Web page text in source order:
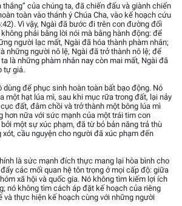
thắng” của chúng ta, đã chiến đấu và giành chiến
toàn vào thánh ý Chúa Cha, vào kế hoạch cứu
Vì vậy, Ngài đã bước đi trên con đường đối
phải bằng lời nói mà bằng hành động: để
người lạc mất, Ngài đã hóa thành phàm nhân;
những người nô lệ, Ngài đã trở thành nô lệ; để
là những phàm nhân nay còn mai mất, Ngài đã
tự giá.
dùng để phục sinh hoàn toàn bất bạo động. Nó
một hạt lúa mì, sau khi mục rữa trong đất, lại nảy
đất, đâm chồi và trở thành một bông lúa mì
hơn nữa với sức mạnh của một trái tim con
một sự xúc phạm, đã từ bỏ bản năng trả thù
xót, cầu nguyện cho người đã xúc phạm đến
là sức mạnh đích thực mang lại hòa bình cho
các mối quan hệ tôn trọng ở mọi cấp độ: giữa
xã hội và quốc gia. Nó không tìm kiếm lợi ích
nó không tìm cách áp đặt kế hoạch của riêng
và thực hiện kế hoạch cùng với những người